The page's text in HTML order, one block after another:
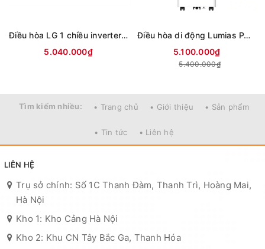
Điều hòa LG 1 chiều inverter 9000Btu IFC09M1 (mới 2026)
5.040.000₫
Điều hòa di động Lumias PAC-26
5.100.000₫
5.400.000₫
Tìm kiếm nhiều: • Trang chủ • Giới thiệu • Sản phẩm
• Tin tức • Liên hệ
LIÊN HỆ
Trụ sở chính: Số 1C Thanh Đàm, Thanh Trì, Hoàng Mai,
Hà Nội
Kho 1: Kho Cảng Hà Nội
Kho 2: Khu CN Tây Bắc Ga, Thanh Hóa